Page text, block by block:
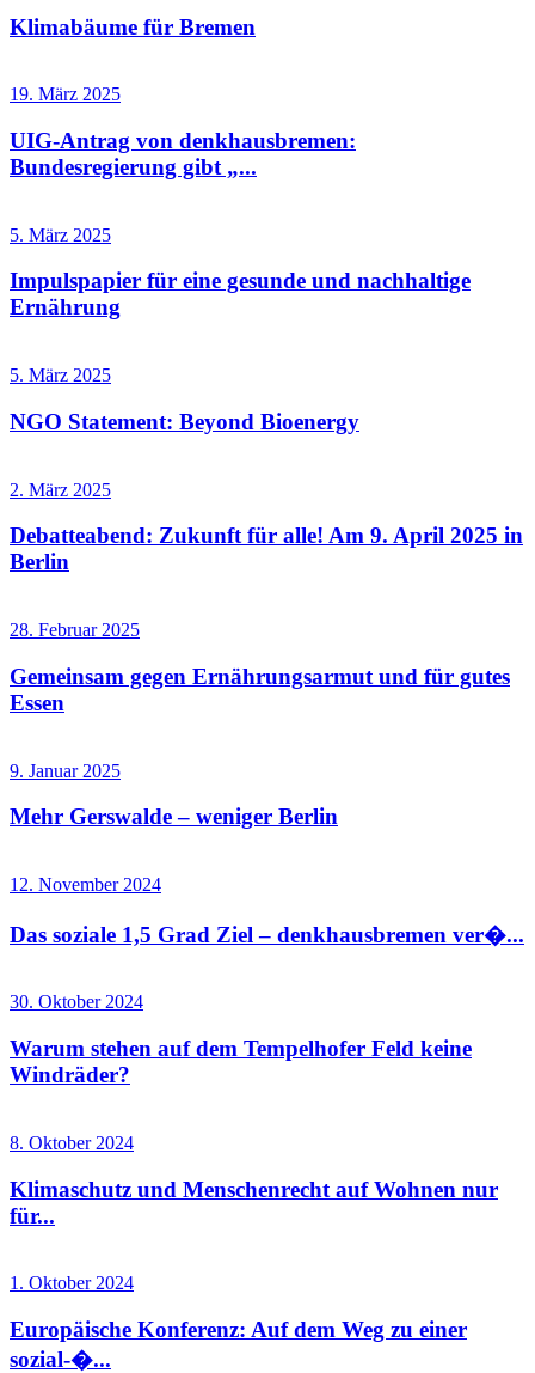
Klimabäume für Bremen
19. März 2025
UIG-Antrag von denkhausbremen:
Bundesregierung gibt „...
5. März 2025
Impulspapier für eine gesunde und nachhaltige
Ernährung
5. März 2025
NGO Statement: Beyond Bioenergy
2. März 2025
Debatteabend: Zukunft für alle! Am 9. April 2025 in
Berlin
28. Februar 2025
Gemeinsam gegen Ernährungsarmut und für gutes
Essen
9. Januar 2025
Mehr Gerswalde – weniger Berlin
12. November 2024
Das soziale 1,5 Grad Ziel – denkhausbremen ver�...
30. Oktober 2024
Warum stehen auf dem Tempelhofer Feld keine
Windräder?
8. Oktober 2024
Klimaschutz und Menschenrecht auf Wohnen nur
für...
1. Oktober 2024
Europäische Konferenz: Auf dem Weg zu einer
sozial-�...